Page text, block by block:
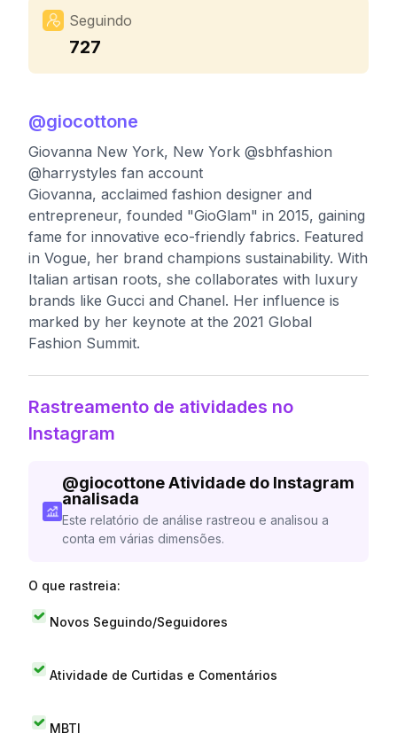
Seguindo
727
@giocottone
Giovanna New York, New York @sbhfashion
@harrystyles fan account
Giovanna, acclaimed fashion designer and
entrepreneur, founded "GioGlam" in 2015, gaining
fame for innovative eco-friendly fabrics. Featured
in Vogue, her brand champions sustainability. With
Italian artisan roots, she collaborates with luxury
brands like Gucci and Chanel. Her influence is
marked by her keynote at the 2021 Global
Fashion Summit.
Rastreamento de atividades no
Instagram
@giocottone Atividade do Instagram
analisada
Este relatório de análise rastreou e analisou a
conta em várias dimensões.
O que rastreia:
Novos Seguindo/Seguidores
Atividade de Curtidas e Comentários
MBTI